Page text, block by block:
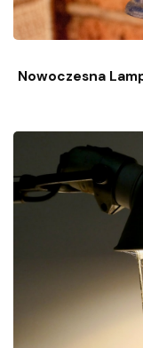
Nowoczesna